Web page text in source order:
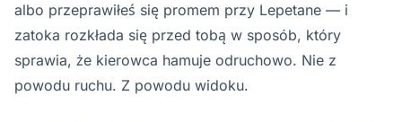
albo przeprawiłeś się promem przy Lepetane — i
zatoka rozkłada się przed tobą w sposób, który
sprawia, że kierowca hamuje odruchowo. Nie z
powodu ruchu. Z powodu widoku.